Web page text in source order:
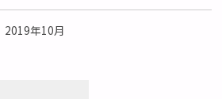
2019年10月